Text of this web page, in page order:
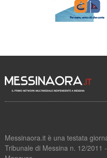
Messinaora.it è una testata
Tribunale di Messina n. 12/2011